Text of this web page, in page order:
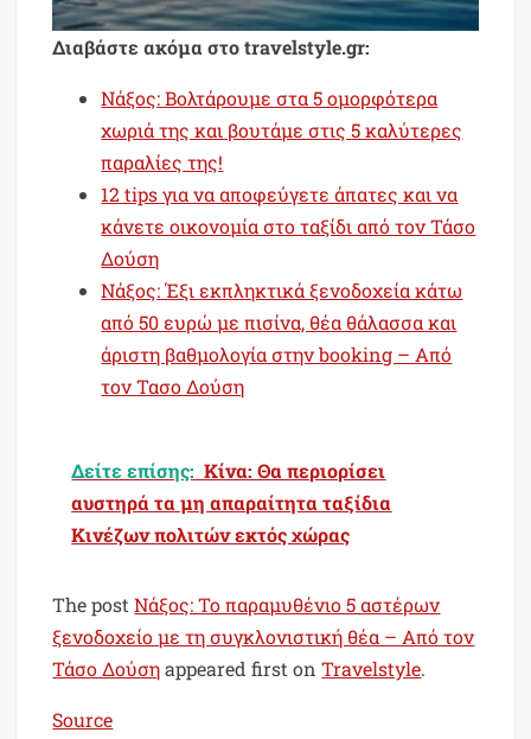
Διαβάστε ακόμα στο travelstyle.gr:
Νάξος: Βολτάρουμε στα 5 ομορφότερα
χωριά της και βουτάμε στις 5 καλύτερες
παραλίες της!
12 tips για να αποφεύγετε άπατες και να
κάνετε οικονομία στο ταξίδι από τον Τάσο
Δούση
Νάξος: Έξι εκπληκτικά ξενοδοχεία κάτω
από 50 ευρώ με πισίνα, θέα θάλασσα και
άριστη βαθμολογία στην booking – Από
τον Τασο Δούση
Δείτε επίσης: Κίνα: Θα περιορίσει
αυστηρά τα μη απαραίτητα ταξίδια
Κινέζων πολιτών εκτός χώρας
The postΝάξος: Το παραμυθένιο 5 αστέρων
ξενοδοχείο με τη συγκλονιστική θέα – Από τον
Τάσο Δούσηappeared first onTravelstyle.
Source